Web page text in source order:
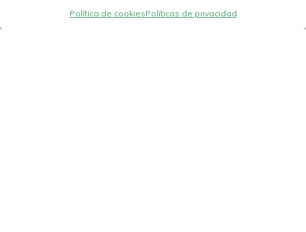
Política de cookiesPolíticas de privacidad